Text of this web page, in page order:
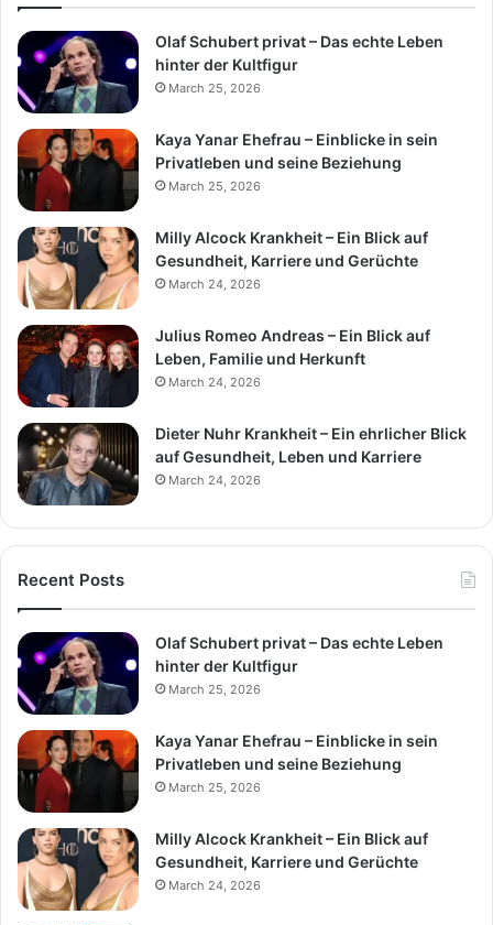
Olaf Schubert privat – Das echte Leben
hinter der Kultfigur
March 25, 2026
Kaya Yanar Ehefrau – Einblicke in sein
Privatleben und seine Beziehung
March 25, 2026
Milly Alcock Krankheit – Ein Blick auf
Gesundheit, Karriere und Gerüchte
March 24, 2026
Julius Romeo Andreas – Ein Blick auf
Leben, Familie und Herkunft
March 24, 2026
Dieter Nuhr Krankheit – Ein ehrlicher Blick
auf Gesundheit, Leben und Karriere
March 24, 2026
Recent Posts
Olaf Schubert privat – Das echte Leben
hinter der Kultfigur
March 25, 2026
Kaya Yanar Ehefrau – Einblicke in sein
Privatleben und seine Beziehung
March 25, 2026
Milly Alcock Krankheit – Ein Blick auf
Gesundheit, Karriere und Gerüchte
March 24, 2026